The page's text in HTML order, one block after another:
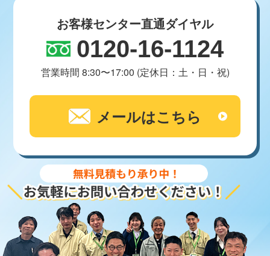
お客様センター直通ダイヤル
0120-16-1124
営業時間 8:30〜17:00 (定休日：土・日・祝)
メールはこちら